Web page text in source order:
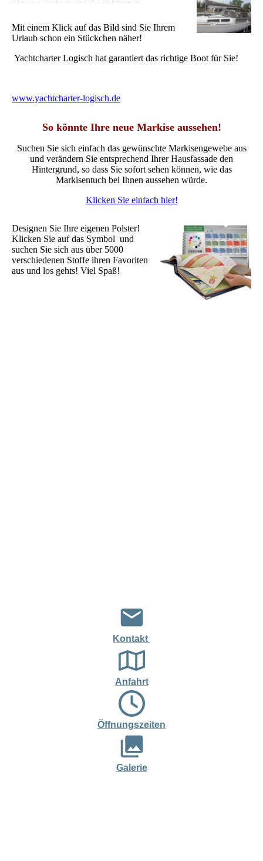
Mit einem Klick auf das Bild sind Sie Ihrem
Urlaub schon ein Stückchen näher!
Yachtcharter Logisch hat garantiert das richtige Boot für Sie!
www.yachtcharter-logisch.de
So könnte Ihre neue Markise aussehen!
Suchen Sie sich einfach das gewünschte Markisengewebe aus
und verändern Sie entsprechend Ihrer Hausfassade den
Hintergrund, so dass Sie sofort sehen können, wie das
Markisentuch bei Ihnen aussehen würde.
Klicken Sie einfach hier!
Designen Sie Ihre eigenen Polster!
Klicken Sie auf das Symbol und
suchen Sie sich aus über 5000
verschiedenen Stoffe ihren Favoriten
aus und los gehts! Viel Spaß!
Kontakt
Anfahrt
Öffnungszeiten
Galerie